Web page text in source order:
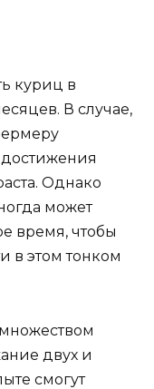
куриц в
В случае,
достижения
Однако
может
время, чтобы
в этом тонком
двух и
смогут